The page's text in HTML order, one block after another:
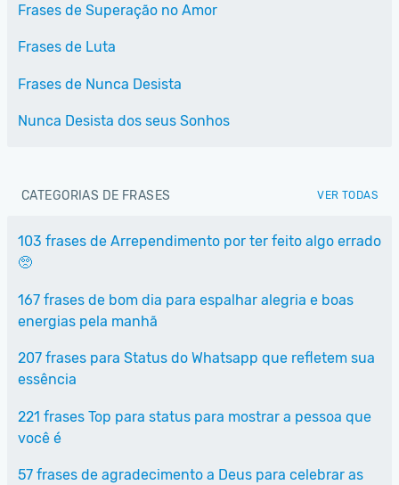
Frases de Superação no Amor
Frases de Luta
Frases de Nunca Desista
Nunca Desista dos seus Sonhos
CATEGORIAS DE FRASES VER TODAS
103 frases de Arrependimento por ter feito algo errado
🥺
167 frases de bom dia para espalhar alegria e boas
energias pela manhã
207 frases para Status do Whatsapp que refletem sua
essência
221 frases Top para status para mostrar a pessoa que
você é
57 frases de agradecimento a Deus para celebrar as